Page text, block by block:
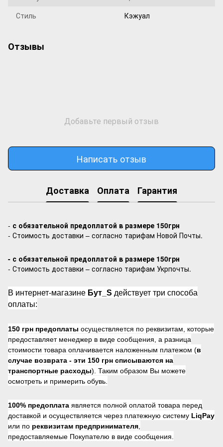
Стиль
Кэжуал
Отзывы
Добавьте первый отзыв
Написать отзыв
Доставка Оплата Гарантия
- с обязательной предоплатой в размере 150грн
- Стоимость доставки – согласно тарифам Новой Почты.
- с обязательной предоплатой в размере 150грн
- Стоимость доставки – согласно тарифам Укрпочты.
В интернет-магазине Бут_S действует три способа
оплаты:
150 грн предоплаты осуществляется по реквизитам, которые
предоставляет менеджер в виде сообщения, а разница
стоимости товара оплачивается наложенным платежом (в
случае возврата - эти 150 грн списываются на
транспортные расходы). Таким образом Вы можете
осмотреть и примерить обувь.
100% предоплата является полной оплатой товара перед
доставкой и осуществляется через платежную систему LiqPay
или по реквизитам предпринимателя
предоставляемые Покупателю в виде сообщения.